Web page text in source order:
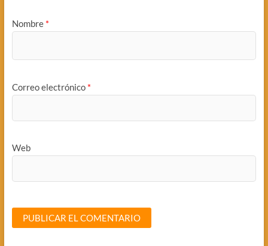
Nombre *
Correo electrónico *
Web